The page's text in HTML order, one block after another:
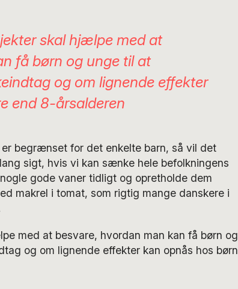
skal hjælpe med at
få børn og unge til at
og om lignende effekter
end 8-årsalderen
begrænset for det enkelte barn, så vil det
sigt, hvis vi kan sænke hele befolkningens
gode vaner tidligt og opretholde dem
makrel i tomat, som rigtig mange danskere i
med at besvare, hvordan man kan få børn og
og om lignende effekter kan opnås hos børn